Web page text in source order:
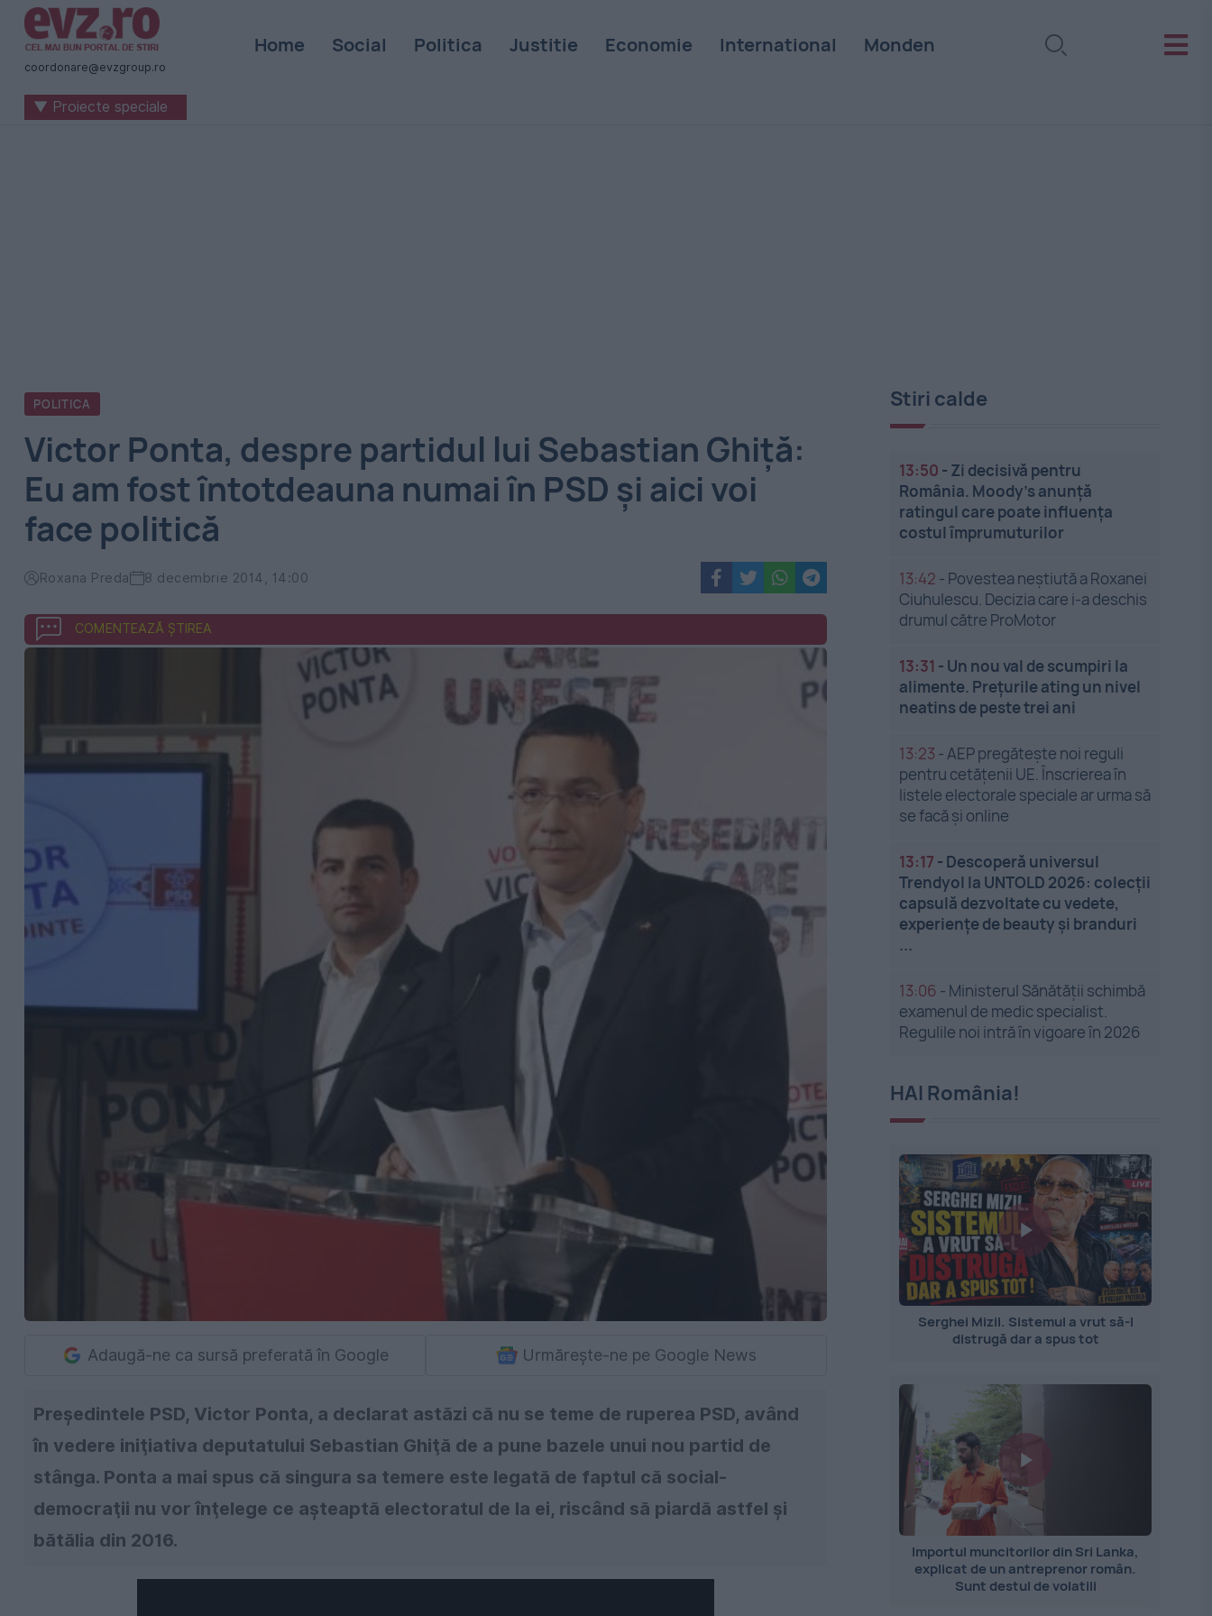
Știri
naționale
internaționale
coordonare@evzgroup.ro
Home Social Politica Justitie Economie International Monden
▼ Proiecte speciale
POLITICA
Victor Ponta, despre partidul lui Sebastian Ghiţă:
Eu am fost întotdeauna numai în PSD şi aici voi
face politică
Roxana Preda 8 decembrie 2014, 14:00
COMENTEAZĂ ȘTIREA
Adaugă-ne ca sursă preferată în Google Urmărește-ne pe Google News
Preşedintele PSD, Victor Ponta, a declarat astăzi că nu se teme de ruperea PSD, având
în vedere iniţiativa deputatului Sebastian Ghiţă de a pune bazele unui nou partid de
stânga. Ponta a mai spus că singura sa temere este legată de faptul că social-
democraţii nu vor înţelege ce aşteaptă electoratul de la ei, riscând să piardă astfel şi
bătălia din 2016.
Stiri calde
13:50 - Zi decisivă pentru
România. Moody’s anunță
ratingul care poate influența
costul împrumuturilor
13:42 - Povestea neștiută a Roxanei
Ciuhulescu. Decizia care i-a deschis
drumul către ProMotor
13:31 - Un nou val de scumpiri la
alimente. Prețurile ating un nivel
neatins de peste trei ani
13:23 -AEP pregătește noi reguli
pentru cetățenii UE. Înscrierea în
listele electorale speciale ar urma să
se facă și online
13:17 - Descoperă universul
Trendyol la UNTOLD 2026: colecții
capsulă dezvoltate cu vedete,
experiențe de beauty și branduri
...
13:06 - Ministerul Sănătății schimbă
examenul de medic specialist.
Regulile noi intră în vigoare în 2026
HAI România!
Serghei Mizil. Sistemul a vrut să-l
distrugă dar a spus tot
Importul muncitorilor din Sri Lanka,
explicat de un antreprenor român.
Sunt destul de volatili